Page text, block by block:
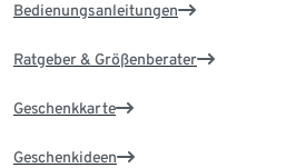
Bedienungsanleitungen
Ratgeber & Größenberater
Geschenkkarte
Geschenkideen